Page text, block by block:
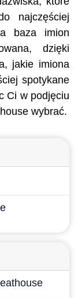
najczęściej
baza imion
dzięki
jakie imiona
spotykane
Ci w podjęciu
wybrać.